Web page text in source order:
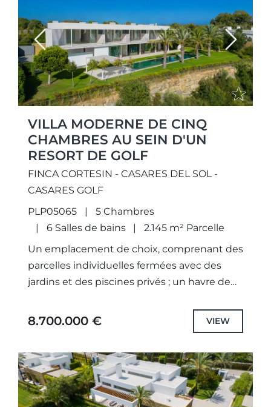
Previous Next
VILLA MODERNE DE CINQ
CHAMBRES AU SEIN D'UN
RESORT DE GOLF
FINCA CORTESIN - CASARES DEL SOL -
CASARES GOLF
PLP05065
5 Chambres
6 Salles de bains
2.145 m² Parcelle
Un emplacement de choix, comprenant des
parcelles individuelles fermées avec des
jardins et des piscines privés ; un havre de
non seulement...
8.700.000 € VIEW